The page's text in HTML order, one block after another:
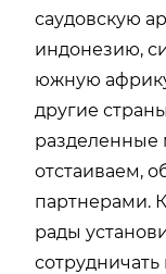
саудовскую
индонезию,
южную
другие
разделенные
отстаиваем,
партнерами.
рады